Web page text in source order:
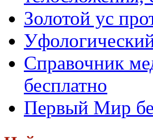
Золотой ус
Справочник
бесплатно
Первый Мир